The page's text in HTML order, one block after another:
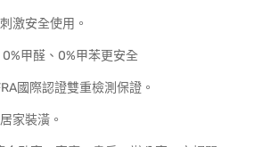
激安全使用。
甲醛、0%甲苯更安全
國際認證雙重檢測保證。
家裝潢。